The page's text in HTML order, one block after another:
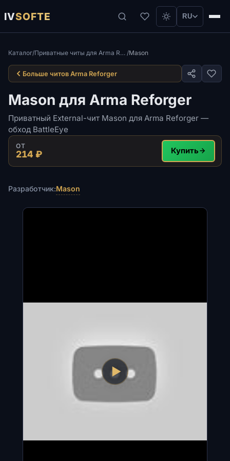
IVSOFTE RU
Каталог/ Приватные читы для Arma Reforger /Mason
Больше читов Arma Reforger
Mason для Arma Reforger
Приватный External-чит Mason для Arma Reforger —
обход BattleEye
ОТ
214 ₽ Купить
Разработчик:Mason